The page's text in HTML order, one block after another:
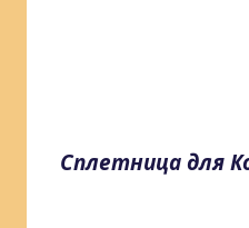
Сплетница для